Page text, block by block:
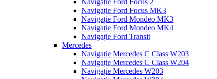
Navigație Ford Focus 2
Navigație Ford Focus MK3
Navigație Ford Mondeo MK3
Navigație Ford Mondeo MK4
Navigație Ford Transit
Mercedes
Navigație Mercedes C Class W203
Navigație Mercedes C Class W204
Navigație Mercedes W203